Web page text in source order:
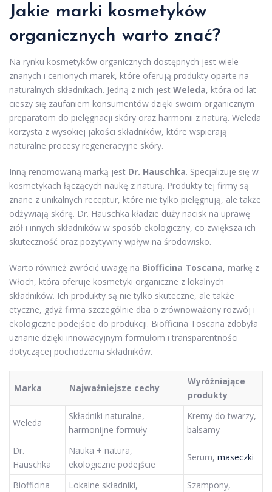
Jakie marki kosmetyków
organicznych warto znać?
Na rynku kosmetyków organicznych dostępnych jest wiele
znanych i cenionych marek, które oferują produkty oparte na
naturalnych składnikach. Jedną z nich jest Weleda, która od lat
cieszy się zaufaniem konsumentów dzięki swoim organicznym
preparatom do pielęgnacji skóry oraz harmonii z naturą. Weleda
korzysta z wysokiej jakości składników, które wspierają
naturalne procesy regeneracyjne skóry.
Inną renomowaną marką jest Dr. Hauschka. Specjalizuje się w
kosmetykach łączących naukę z naturą. Produkty tej firmy są
znane z unikalnych receptur, które nie tylko pielęgnują, ale także
odżywiają skórę. Dr. Hauschka kładzie duży nacisk na uprawę
ziół i innych składników w sposób ekologiczny, co zwiększa ich
skuteczność oraz pozytywny wpływ na środowisko.
Warto również zwrócić uwagę na Biofficina Toscana, markę z
Włoch, która oferuje kosmetyki organiczne z lokalnych
składników. Ich produkty są nie tylko skuteczne, ale także
etyczne, gdyż firma szczególnie dba o zrównoważony rozwój i
ekologiczne podejście do produkcji. Biofficina Toscana zdobyła
uznanie dzięki innowacyjnym formułom i transparentności
dotyczącej pochodzenia składników.
Marka Najważniejsze cechy
Wyróżniające
produkty
Weleda
Składniki naturalne,
harmonijne formuły
Kremy do twarzy,
balsamy
Dr.
Hauschka
Nauka + natura,
ekologiczne podejście
Serum, maseczki
Biofficina
Lokalne składniki,
Szampony,